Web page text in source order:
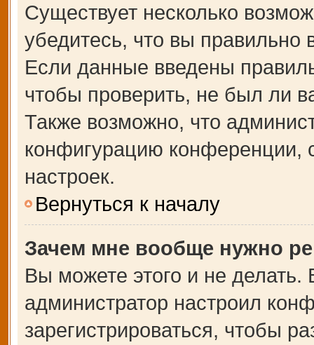
Существует несколько
убедитесь, что вы правильно
Если данные введены
чтобы проверить, не был ли
Также возможно, что
конфигурацию конференции,
настроек.
Вернуться к началу
Зачем мне вообще нужно
Вы можете этого и не делать.
администратор настроил
зарегистрироваться, чтобы